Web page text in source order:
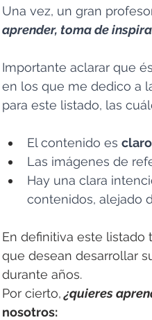
Una vez, un gran
aprender, toma de
Importante aclarar que
en los que me dedico a
para este listado, las
El contenido es
Las imágenes de
Hay una clara
contenidos, alejado
En definitiva este
que desean desarrollar
durante años.
Por cierto, ¿quieres
nosotros: